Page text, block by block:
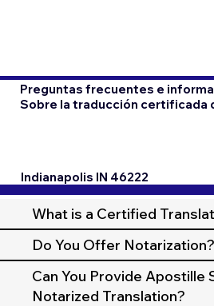
Preguntas frecuentes e
Sobre la traducción certificada
Indianapolis IN 46222
What is a Certified
Do You Offer Notarization?
Can You Provide Apostille
Notarized Translation?